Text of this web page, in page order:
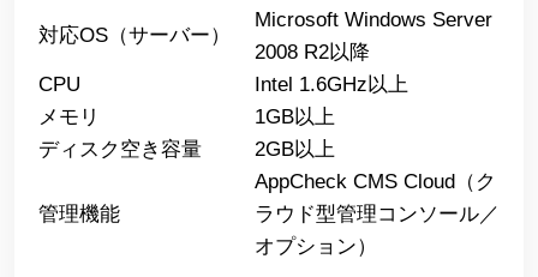
対応OS（サーバー）
Microsoft Windows Server
2008 R2以降
CPU
Intel 1.6GHz以上
メモリ
1GB以上
ディスク空き容量
2GB以上
管理機能
AppCheck CMS Cloud（ク
ラウド型管理コンソール／
オプション）